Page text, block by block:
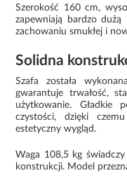
Szerokość 160 cm,
zapewniają bardzo
zachowaniu smukłej i
Solidna
Szafa została
gwarantuje trwałość,
użytkowanie. Gładkie
czystości, dzięki
estetyczny wygląd.
Waga 108,5 kg
konstrukcji. Model